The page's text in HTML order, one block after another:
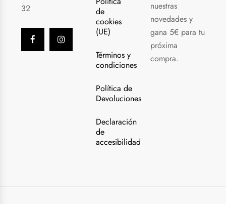
32
de
cookies
(UE)
Términos y
condiciones
Política de
Devoluciones
Declaración
de
accesibilidad
nuestras
novedades y
gana 5€ para tu
próxima
compra.